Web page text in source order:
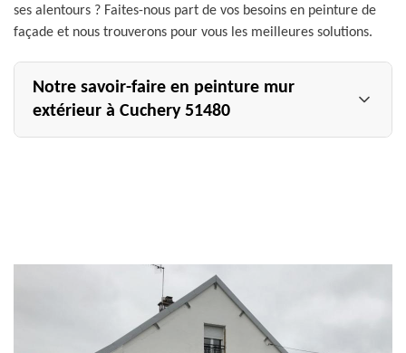
ses alentours ? Faites-nous part de vos besoins en peinture de
façade et nous trouverons pour vous les meilleures solutions.
Notre savoir-faire en peinture mur
extérieur à Cuchery 51480
perméable à la vapeur d’eau et qui seront toujours
tenaces malgré le passage des diverses intempéries.
Sachez que pour obtenir un résultat satisfaisant et